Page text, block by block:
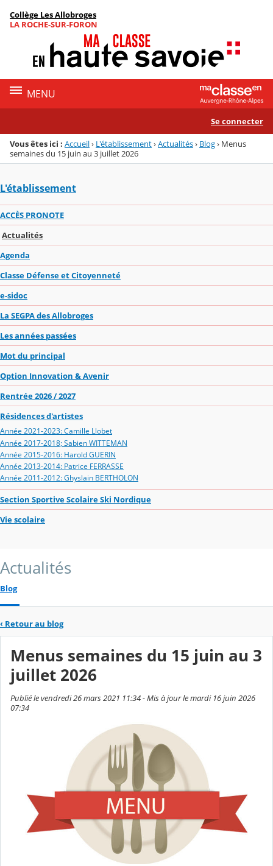
Menu de la rubrique
Contenu
Collège Les Allobroges
LA ROCHE-SUR-FORON
MENU
Se connecter
Vous êtes ici : Accueil› L'établissement›Actualités› Blog› Menus
semaines du 15 juin au 3 juillet 2026
L'établissement
ACCÈS PRONOTE
Actualités
Agenda
Classe Défense et Citoyenneté
e-sidoc
La SEGPA des Allobroges
Les années passées
Mot du principal
Option Innovation & Avenir
Rentrée 2026 / 2027
Résidences d'artistes
Année 2021-2023: Camille Llobet
Année 2017-2018; Sabien WITTEMAN
Année 2015-2016: Harold GUERIN
Année 2013-2014: Patrice FERRASSE
Année 2011-2012: Ghyslain BERTHOLON
Section Sportive Scolaire Ski Nordique
Vie scolaire
Actualités
Blog
‹ Retour au blog
Menus semaines du 15 juin au 3
juillet 2026
Publié le vendredi 26 mars 2021 11:34 - Mis à jour le mardi 16 juin 2026
07:34